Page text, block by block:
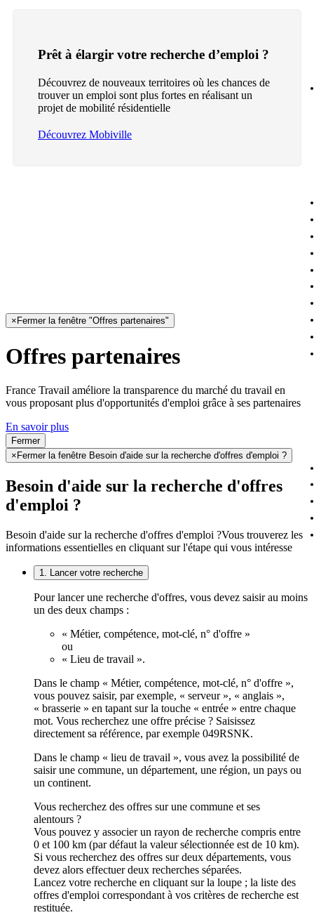
Prêt à élargir votre recherche d’emploi ?
Découvrez de nouveaux territoires où les chances de
trouver un emploi sont plus fortes en réalisant un
projet de mobilité résidentielle
Découvrez Mobiville
× Fermer la fenêtre "Offres partenaires"
Offres partenaires
France Travail améliore la transparence du marché du travail en
vous proposant plus d'opportunités d'emploi grâce à ses partenaires
En savoir plus
Fermer
× Fermer la fenêtre Besoin d'aide sur la recherche d'offres d'emploi ?
Besoin d'aide sur la recherche d'offres
d'emploi ?
Besoin d'aide sur la recherche d'offres d'emploi ?Vous trouverez les
informations essentielles en cliquant sur l'étape qui vous intéresse
1. Lancer votre recherche
Pour lancer une recherche d'offres, vous devez saisir au moins
un des deux champs :
« Métier, compétence, mot-clé, n° d'offre »
ou
« Lieu de travail ».
Dans le champ « Métier, compétence, mot-clé, n° d'offre »,
vous pouvez saisir, par exemple, « serveur », « anglais »,
« brasserie » en tapant sur la touche « entrée » entre chaque
mot. Vous recherchez une offre précise ? Saisissez
directement sa référence, par exemple 049RSNK.
Dans le champ « lieu de travail », vous avez la possibilité de
saisir une commune, un département, une région, un pays ou
un continent.
Vous recherchez des offres sur une commune et ses
alentours ?
Vous pouvez y associer un rayon de recherche compris entre
0 et 100 km (par défaut la valeur sélectionnée est de 10 km).
Si vous recherchez des offres sur deux départements, vous
devez alors effectuer deux recherches séparées.
Lancez votre recherche en cliquant sur la loupe ; la liste des
offres d'emploi correspondant à vos critères de recherche est
restituée.